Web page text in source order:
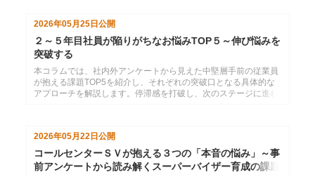
2026年05月25日公開
２～５年目社員が陥りがちなお悩みTOP５～伸び悩みを
突破する
本コラムでは、社内外アンケートから見えた中堅層手前の従業員
が抱える課題TOP5を紹介し、それぞれの突破口となる具体的な
アプローチを解説します。停滞感を打破し、次のステージに進む
2026年05月22日 公開
コールセンターＳＶが抱える３つの「本音の悩み」～事
前アンケートから読み解くスーパーバイザー育成の課題